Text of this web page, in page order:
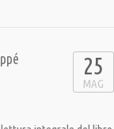
25
MAG